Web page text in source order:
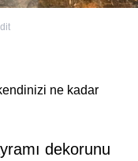
ne kadar
dekorunu